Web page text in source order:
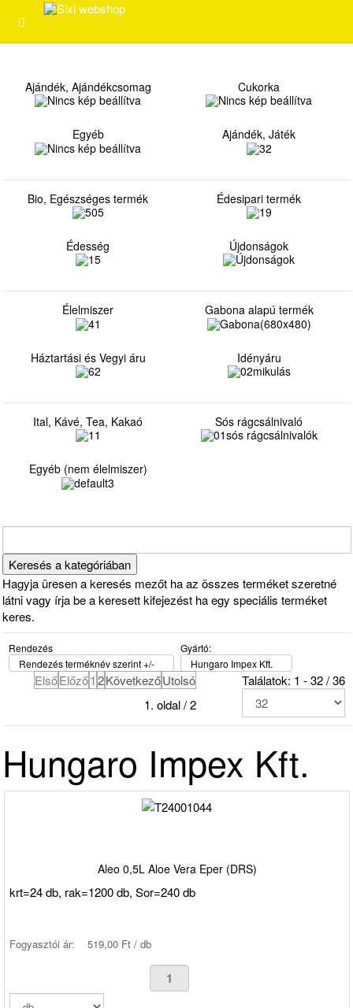
Ajándék, Ajándékcsomag Cukorka
Egyéb Ajándék, Játék
Bio, Egészséges termék Édesipari termék
Édesség Újdonságok
Élelmiszer Gabona alapú termék
Háztartási és Vegyi áru Idényáru
Ital, Kávé, Tea, Kakaó Sós rágcsálnivaló
Egyéb (nem élelmiszer)
Hagyja üresen a keresés mezőt ha az összes terméket szeretné
látni vagy írja be a keresett kifejezést ha egy speciális terméket
keres.
Rendezés
Rendezés terméknév szerint +/-
Gyártó:
Hungaro Impex Kft.
ElsőElőző12KövetkezőUtolsó
1. oldal / 2
Találatok: 1 - 32 / 36
Hungaro Impex Kft.
Aleo 0,5L Aloe Vera Eper (DRS)
krt=24 db, rak=1200 db, Sor=240 db
Fogyasztói ár: 519,00 Ft / db